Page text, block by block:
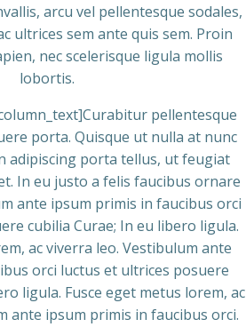
arcu vel pellentesque sodales,
ultrices sem ante quis sem. Proin
nec scelerisque ligula mollis
lobortis.
pellentesque
porta. Quisque ut nulla at nunc
adipiscing porta tellus, ut feugiat
In eu justo a felis faucibus ornare
ante ipsum primis in faucibus orci
cubilia Curae; In eu libero ligula.
ac viverra leo. Vestibulum ante
orci luctus et ultrices posuere
ligula. Fusce eget metus lorem, ac
ante ipsum primis in faucibus orci.